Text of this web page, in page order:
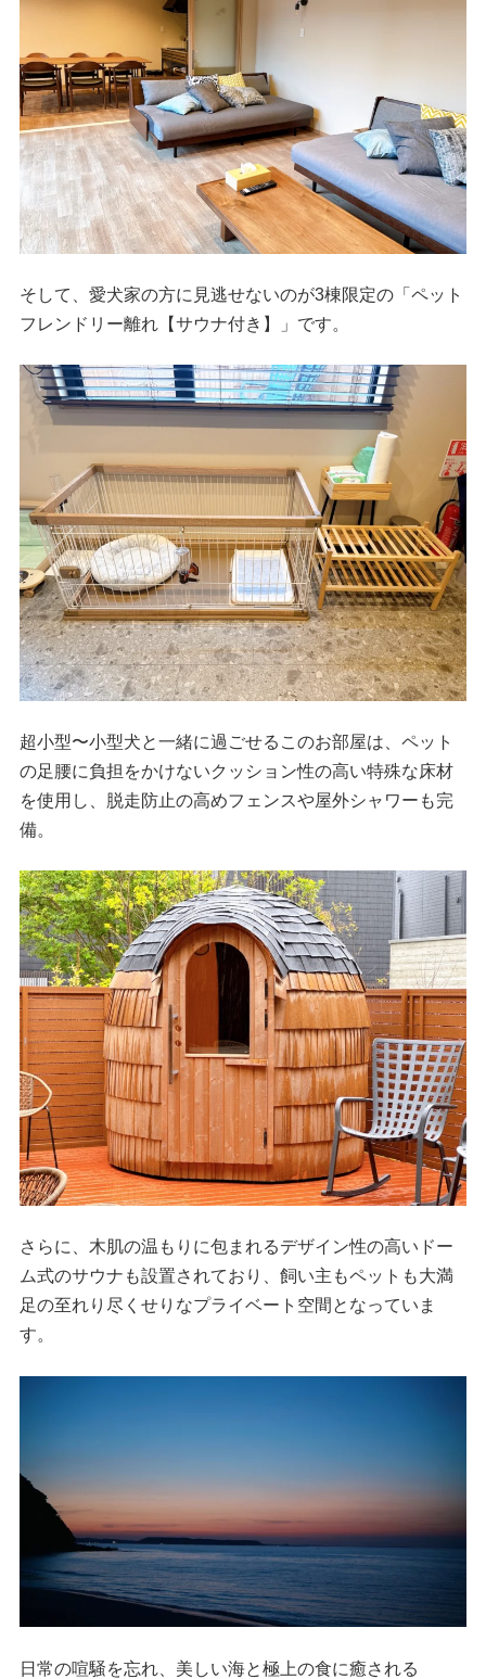
そして、愛犬家の方に見逃せないのが3棟限定の「ペット
フレンドリー離れ【サウナ付き】」です。
超小型〜小型犬と一緒に過ごせるこのお部屋は、ペット
の足腰に負担をかけないクッション性の高い特殊な床材
を使用し、脱走防止の高めフェンスや屋外シャワーも完
備。
さらに、木肌の温もりに包まれるデザイン性の高いドー
ム式のサウナも設置されており、飼い主もペットも大満
足の至れり尽くせりなプライベート空間となっていま
す。
日常の喧騒を忘れ、美しい海と極上の食に癒される